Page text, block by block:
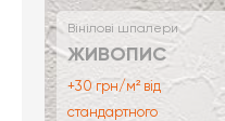
Вінілові шпалери
ЖИВОПИС
+30 грн/м² від
стандартного